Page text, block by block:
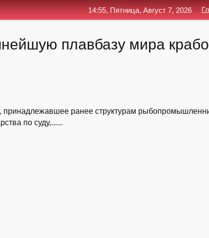
плавбазу мира
принадлежавшее ранее структурам
по суду,......
14:55, Пятница, Август 7, 2026